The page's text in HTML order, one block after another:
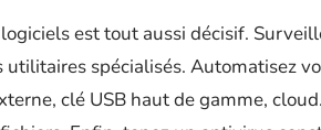
est tout aussi décisif.
utilitaires spécialisés. Automatisez
clé USB haut de gamme,